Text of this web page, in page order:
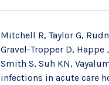
Mitchell R, Taylor G,
Gravel-Tropper D, Happe
Smith S, Suh KN,
infections in acute care